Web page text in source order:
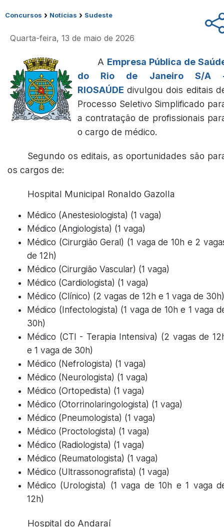
Concursos › Notícias › Sudeste
Quarta-feira, 13 de maio de 2026
A Empresa Pública de
do Rio de Janeiro S/A
RIOSAÚDE divulgou dois editais
Processo Seletivo Simplificado
a contratação de profissionais
o cargo de médico.
Segundo os editais, as oportunidades são
os cargos de:
Hospital Municipal Ronaldo Gazolla
Médico (Anestesiologista) (1 vaga)
Médico (Angiologista) (1 vaga)
Médico (Cirurgião Geral) (1 vaga de 10h e 2
de 12h)
Médico (Cirurgião Vascular) (1 vaga)
Médico (Cardiologista) (1 vaga)
Médico (Clínico) (2 vagas de 12h e 1 vaga de 30h)
Médico (Infectologista) (1 vaga de 10h e 1 vaga
30h)
Médico (CTI - Terapia Intensiva) (2 vagas de
e 1 vaga de 30h)
Médico (Nefrologista) (1 vaga)
Médico (Neurologista) (1 vaga)
Médico (Ortopedista) (1 vaga)
Médico (Otorrinolaringologista) (1 vaga)
Médico (Pneumologista) (1 vaga)
Médico (Proctologista) (1 vaga)
Médico (Radiologista) (1 vaga)
Médico (Reumatologista) (1 vaga)
Médico (Ultrassonografista) (1 vaga)
Médico (Urologista) (1 vaga de 10h e 1 vaga
12h)
Hospital do Andaraí